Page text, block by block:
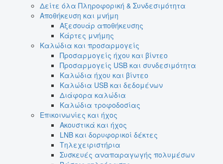
Δείτε όλα Πληροφορική & Συνδεσιμότητα
Αποθήκευση και μνήμη
Αξεσουάρ αποθήκευσης
Κάρτες μνήμης
Καλώδια και προσαρμογείς
Προσαρμογείς ήχου και βίντεο
Προσαρμογείς USB και συνδεσιμότητα
Καλώδια ήχου και βίντεο
Καλώδια USB και δεδομένων
Διάφορα καλώδια
Καλώδια τροφοδοσίας
Επικοινωνίες και ήχος
Ακουστικά και ήχος
LNB και δορυφορικοί δέκτες
Τηλεχειριστήρια
Συσκευές αναπαραγωγής πολυμέσων